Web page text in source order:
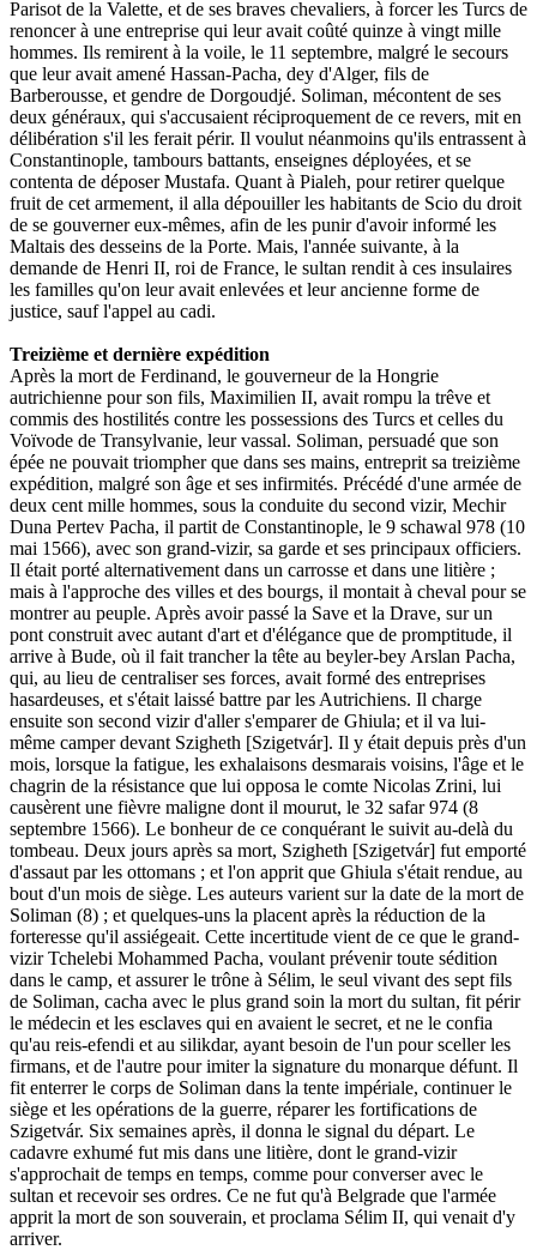
Parisot de la Valette, et de ses braves chevaliers, à forcer les Turcs de
renoncer à une entreprise qui leur avait coûté quinze à vingt mille
hommes. Ils remirent à la voile, le 11 septembre, malgré le secours
que leur avait amené Hassan-Pacha, dey d'Alger, fils de
Barberousse, et gendre de Dorgoudjé. Soliman, mécontent de ses
deux généraux, qui s'accusaient réciproquement de ce revers, mit en
délibération s'il les ferait périr. Il voulut néanmoins qu'ils entrassent à
Constantinople, tambours battants, enseignes déployées, et se
contenta de déposer Mustafa. Quant à Pialeh, pour retirer quelque
fruit de cet armement, il alla dépouiller les habitants de Scio du droit
de se gouverner eux-mêmes, afin de les punir d'avoir informé les
Maltais des desseins de la Porte. Mais, l'année suivante, à la
demande de Henri II, roi de France, le sultan rendit à ces insulaires
les familles qu'on leur avait enlevées et leur ancienne forme de
justice, sauf l'appel au cadi.
Treizième et dernière expédition
Après la mort de Ferdinand, le gouverneur de la Hongrie
autrichienne pour son fils, Maximilien II, avait rompu la trêve et
commis des hostilités contre les possessions des Turcs et celles du
Voïvode de Transylvanie, leur vassal. Soliman, persuadé que son
épée ne pouvait triompher que dans ses mains, entreprit sa treizième
expédition, malgré son âge et ses infirmités. Précédé d'une armée de
deux cent mille hommes, sous la conduite du second vizir, Mechir
Duna Pertev Pacha, il partit de Constantinople, le 9 schawal 978 (10
mai 1566), avec son grand-vizir, sa garde et ses principaux officiers.
Il était porté alternativement dans un carrosse et dans une litière ;
mais à l'approche des villes et des bourgs, il montait à cheval pour se
montrer au peuple. Après avoir passé la Save et la Drave, sur un
pont construit avec autant d'art et d'élégance que de promptitude, il
arrive à Bude, où il fait trancher la tête au beyler-bey Arslan Pacha,
qui, au lieu de centraliser ses forces, avait formé des entreprises
hasardeuses, et s'était laissé battre par les Autrichiens. Il charge
ensuite son second vizir d'aller s'emparer de Ghiula; et il va lui-
même camper devant Szigheth [Szigetvár]. Il y était depuis près d'un
mois, lorsque la fatigue, les exhalaisons desmarais voisins, l'âge et le
chagrin de la résistance que lui opposa le comte Nicolas Zrini, lui
causèrent une fièvre maligne dont il mourut, le 32 safar 974 (8
septembre 1566). Le bonheur de ce conquérant le suivit au-delà du
tombeau. Deux jours après sa mort, Szigheth [Szigetvár] fut emporté
d'assaut par les ottomans ; et l'on apprit que Ghiula s'était rendue, au
bout d'un mois de siège. Les auteurs varient sur la date de la mort de
Soliman (8) ; et quelques-uns la placent après la réduction de la
forteresse qu'il assiégeait. Cette incertitude vient de ce que le grand-
vizir Tchelebi Mohammed Pacha, voulant prévenir toute sédition
dans le camp, et assurer le trône à Sélim, le seul vivant des sept fils
de Soliman, cacha avec le plus grand soin la mort du sultan, fit périr
le médecin et les esclaves qui en avaient le secret, et ne le confia
qu'au reis-efendi et au silikdar, ayant besoin de l'un pour sceller les
firmans, et de l'autre pour imiter la signature du monarque défunt. Il
fit enterrer le corps de Soliman dans la tente impériale, continuer le
siège et les opérations de la guerre, réparer les fortifications de
Szigetvár. Six semaines après, il donna le signal du départ. Le
cadavre exhumé fut mis dans une litière, dont le grand-vizir
s'approchait de temps en temps, comme pour converser avec le
sultan et recevoir ses ordres. Ce ne fut qu'à Belgrade que l'armée
apprit la mort de son souverain, et proclama Sélim II, qui venait d'y
arriver.